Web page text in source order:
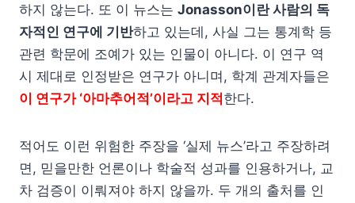
하지 않는다. 또 이 뉴스는 Jonasson이란 사람의 독
자적인 연구에 기반하고 있는데, 사실 그는 통계학 등
관련 학문에 조예가 있는 인물이 아니다. 이 연구 역
시 제대로 인정받은 연구가 아니며, 학계 관계자들은
이 연구가 ‘아마추어적’이라고 지적한다.
적어도 이런 위험한 주장을 ‘실제 뉴스’라고 주장하려
면, 믿을만한 언론이나 학술적 성과를 인용하거나, 교
차 검증이 이뤄져야 하지 않을까. 두 개의 출처를 인